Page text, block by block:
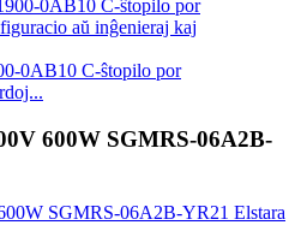
0AB10 C-ŝtopilo por
600W SGMRS-06A2B-